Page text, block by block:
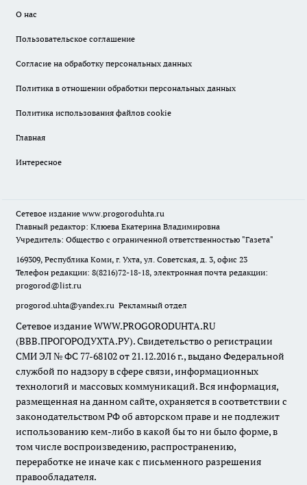
О нас
Пользовательское соглашение
Согласие на обработку персональных данных
Политика в отношении обработки персональных данных
Политика использования файлов cookie
Главная
Интересное
Сетевое издание www.progoroduhta.ru
Главный редактор: Клюева Екатерина Владимировна
Учредитель: Общество с ограниченной ответственностью "Газета"
169309, Республика Коми, г. Ухта, ул. Советская, д. 3, офис 23
Телефон редакции: 8(8216)72-18-18, электронная почта редакции:
progorod@list.ru
progorod.uhta@yandex.ru Рекламный отдел
Сетевое издание WWW.PROGORODUHTA.RU
(ВВВ.ПРОГОРОДУХТА.РУ). Свидетельство о регистрации
СМИ ЭЛ № ФС 77-68102 от 21.12.2016 г., выдано Федеральной
службой по надзору в сфере связи, информационных
технологий и массовых коммуникаций. Вся информация,
размещенная на данном сайте, охраняется в соответствии с
законодательством РФ об авторском праве и не подлежит
использованию кем-либо в какой бы то ни было форме, в
том числе воспроизведению, распространению,
переработке не иначе как с письменного разрешения
правообладателя.